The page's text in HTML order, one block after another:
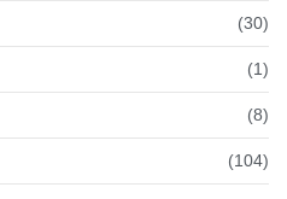
(30)
(1)
(8)
(104)